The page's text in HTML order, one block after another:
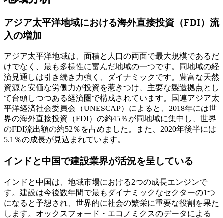
アジア太平洋地域における海外直接投資（FDI）流
入の増加
アジア太平洋地域は、面積と人口の両面で最大規模であるだ
けでなく、最も多様性に富んだ地域の一つです。同地域の経
済見通しは引き続き力強く、ダイナミックです。豊富な天然
資源と安価な労働力が投資を惹きつけ、主要な製造拠点とし
て台頭しつつある経済圏で構成されています。国連アジア太
平洋経済社会委員会（UNESCAP）によると、2018年には世
界の海外直接投資（FDI）の約45％が同地域に集中し、世界
のFDI流出額の約52％を占めました。また、2020年後半には
5.1％の成長が見込まれています。
インドと中国で建設業界が活況を呈している
インドと中国は、地域市場における2つの成長エンジンで
す。建設は今後数年間で最もダイナミックなセクターの1つ
になると予想され、世界的に社会の繁栄に重要な役割を果た
します。オックスフォード・エコノミクスのデータによる